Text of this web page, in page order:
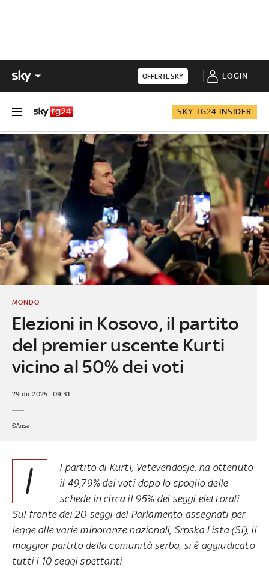
OFFERTE SKY LOGIN
SKY TG24 INSIDER
Elezioni in Kosovo, il partito
del premier uscente Kurti
vicino al 50% dei voti
MONDO
29 dic 2025 - 09:31
©Ansa
I
l partito di Kurti, Vetevendosje, ha ottenuto
il 49,79% dei voti dopo lo spoglio delle
schede in circa il 95% dei seggi elettorali.
Sul fronte dei 20 seggi del Parlamento assegnati per
legge alle varie minoranze nazionali, Srpska Lista (Sl), il
maggior partito della comunità serba, si è aggiudicato
tutti i 10 seggi spettanti